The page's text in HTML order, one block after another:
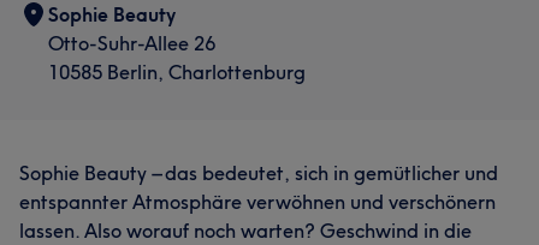
Sophie Beauty
Otto-Suhr-Allee 26
10585 Berlin, Charlottenburg
Sophie Beauty – das bedeutet, sich in gemütlicher und
entspannter Atmosphäre verwöhnen und verschönern
lassen. Also worauf noch warten? Geschwind in die